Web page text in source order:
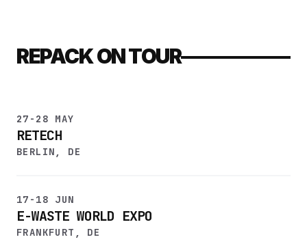
REPACK ON TOUR
27-28 MAY
RETECH
BERLIN, DE
17-18 JUN
E-WASTE WORLD EXPO
FRANKFURT, DE